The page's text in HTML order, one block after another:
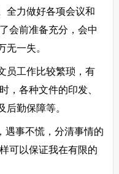
力做好各项会议和
会前准备充分，会中
无一失。
工作比较繁琐，有
，各种文件的印发、
后勤保障等。
事不慌，分清事情的
可以保证我在有限的